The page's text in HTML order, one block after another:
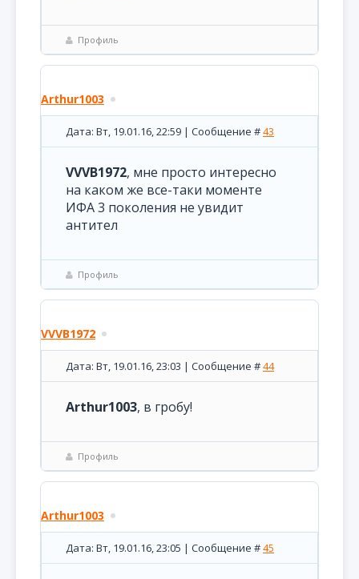
Профиль
Arthur1003
Дата: Вт, 19.01.16, 22:59 | Сообщение #43
VVVB1972, мне просто интересно
на каком же все-таки моменте
ИФА 3 поколения не увидит
антител
Профиль
VVVB1972
Дата: Вт, 19.01.16, 23:03 | Сообщение #44
Arthur1003, в гробу!
Профиль
Arthur1003
Дата: Вт, 19.01.16, 23:05 | Сообщение #45